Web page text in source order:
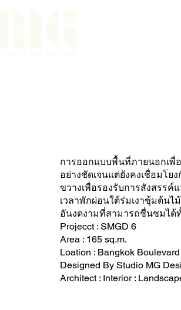
การออกแบบพื้นที่ภายนอกเพื่
อย่างชัดเจนแต่ยังคงเชื่อมโ
ขวางเพื่อรองรับการสังสรร
เวลาพักผ่อนใต้ร่มเงาซุ้มต้นไ
อันงดงามที่สามารถชื่นชมได้
Projecct : SMGD 6
Area : 165 sq.m.
Loation : Bangkok
Designed By Studio MG
Architect : Interior :